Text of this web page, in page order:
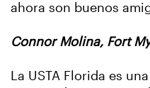
ahora son buenos
Connor Molina, Fort
La USTA Florida es